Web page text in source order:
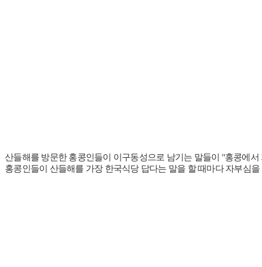
산들해를 방문한 홍콩인들이 이구동성으로 남기는 말들이 "홍콩에
홍콩인들이 산들해를 가장 한국식당 답다는 말을 할 때마다 자부심